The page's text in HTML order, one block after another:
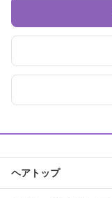
ヘアトップ